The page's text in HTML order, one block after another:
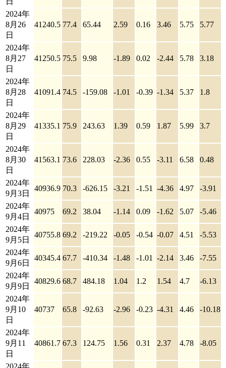
2024年
8月26
日
41240.5 77.4 65.44 2.59 0.16 3.46 5.75 5.77
2024年
8月27
日
41250.5 75.5 9.98 -1.89 0.02 -2.44 5.78 3.18
2024年
8月28
日
41091.4 74.5 -159.08 -1.01 -0.39 -1.34 5.37 1.8
2024年
8月29
日
41335.1 75.9 243.63 1.39 0.59 1.87 5.99 3.7
2024年
8月30
日
41563.1 73.6 228.03 -2.36 0.55 -3.11 6.58 0.48
2024年
9月3日
40936.9 70.3 -626.15 -3.21 -1.51 -4.36 4.97 -3.91
2024年
9月4日
40975 69.2 38.04 -1.14 0.09 -1.62 5.07 -5.46
2024年
9月5日
40755.8 69.2 -219.22 -0.05 -0.54 -0.07 4.51 -5.53
2024年
9月6日
40345.4 67.7 -410.34 -1.48 -1.01 -2.14 3.46 -7.55
2024年
9月9日
40829.6 68.7 484.18 1.04 1.2 1.54 4.7 -6.13
2024年
9月10
日
40737 65.8 -92.63 -2.96 -0.23 -4.31 4.46 -10.18
2024年
9月11
日
40861.7 67.3 124.75 1.56 0.31 2.37 4.78 -8.05